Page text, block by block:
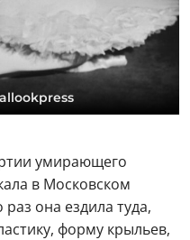
умирающего
в Московском
она ездила туда,
форму крыльев,